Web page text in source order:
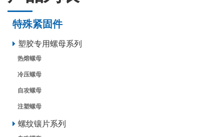
特殊紧固件
塑胶专用螺母系列
热熔螺母
冷压螺母
自攻螺母
注塑螺母
螺纹镶片系列